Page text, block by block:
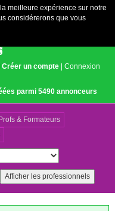
meilleure expérience sur notre
considérerons que vous
Créer un compte | Connexion
parmi 5490 annonceurs
& Formateurs